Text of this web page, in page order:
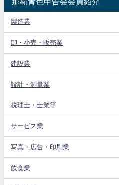
製造業
卸・小売・販売業
建設業
設計・測量業
税理士・士業等
サービス業
写真・広告・印刷業
飲食業